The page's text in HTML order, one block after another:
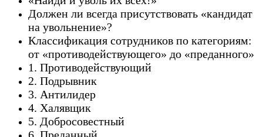
Должен ли всегда присутствовать «кандидат
на увольнение»?
Классификация сотрудников по категориям:
от «противодействующего» до «преданного»
1. Противодействующий
2. Подрывник
3. Антилидер
4. Халявщик
5. Добросовестный